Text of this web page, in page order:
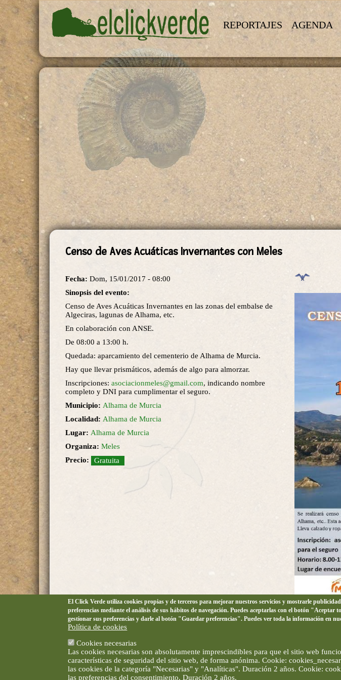
Pasar al contenido principal
REPORTAJES AGENDA
Censo de Aves Acuáticas Invernantes con Meles
Fecha: Dom, 15/01/2017 - 08:00
Sinopsis del evento:
Censo de Aves Acuáticas Invernantes en las zonas del embalse de
Algeciras, lagunas de Alhama, etc.
En colaboración con ANSE.
De 08:00 a 13:00 h.
Quedada: aparcamiento del cementerio de Alhama de Murcia.
Hay que llevar prismáticos, además de algo para almorzar.
Inscripciones: asociacionmeles@gmail.com, indicando nombre
completo y DNI para cumplimentar el seguro.
Municipio: Alhama de Murcia
Localidad: Alhama de Murcia
Lugar: Alhama de Murcia
Organiza: Meles
Precio:
Gratuita
El Click Verde utiliza cookies propias y de terceros para mejorar nuestros servicios y mostrarle
preferencias mediante el análisis de sus hábitos de navegación. Puedes aceptarlas con el botón "Aceptar
gestionar sus preferencias y darle al botón "Guardar preferencias". Puedes ver toda la información en
Política de cookies
Cookies necesarias
Las cookies necesarias son absolutamente imprescindibles para que el sitio web
características de seguridad del sitio web, de forma anónima. Cookie:
las cookies de la categoría "Necesarias" y "Analíticas". Duración 2 años. Cookie:
las preferencias del consentimiento. Duración 2 años.